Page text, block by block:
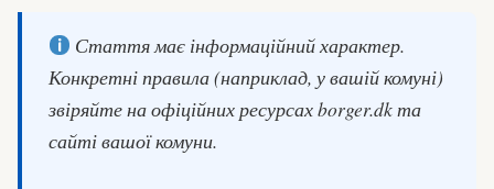
Стаття має інформаційний характер.
Конкретні правила (наприклад, у вашій комуні)
звіряйте на офіційних ресурсах borger.dk та
сайті вашої комуни.